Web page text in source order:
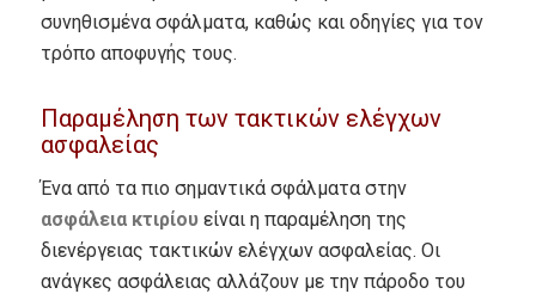
συνηθισμένα σφάλματα, καθώς και οδηγίες για τον
τρόπο αποφυγής τους.
Παραμέληση των τακτικών ελέγχων
ασφαλείας
Ένα από τα πιο σημαντικά σφάλματα στην
ασφάλεια κτιρίουείναι η παραμέληση της
διενέργειας τακτικών ελέγχων ασφαλείας. Οι
ανάγκες ασφάλειας αλλάζουν με την πάροδο του